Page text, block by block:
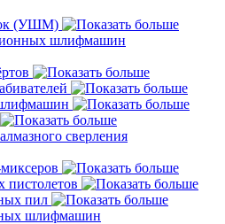
(УШМ)
шлифмашин
сверления
пистолетов
пил
шлифмашин